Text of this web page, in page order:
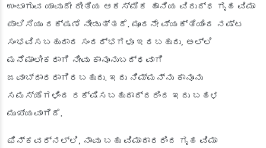
ಉಂಟಾಗುವ ಯಾವುದೇ ರೀತಿಯ ಆಕಸ್ಮಿಕ ಹಾನಿಯ ವಿರುದ್ಧ ಗೃಹ ವಿಮಾ
ಪಾಲಿಸಿಯು ರಕ್ಷಣೆ ನೀಡುತ್ತದೆ. ಮೂರನೇ ವ್ಯಕ್ತಿಯಿಂದ ನಷ್ಟ
ಸಂಭವಿಸಬಹುದಾದ ಸಂದರ್ಭಗಳೂ ಇರಬಹುದು, ಅಲ್ಲಿ
ಮನೆಮಾಲೀಕರಾಗಿ ನೀವು ಕಾನೂನುಬದ್ಧವಾಗಿ
ಜವಾಬ್ದಾರರಾಗಿರಬಹುದು. ಇದು ನಿಮ್ಮನ್ನು ಕಾನೂನು
ಸಮಸ್ಯೆಗಳಿಂದ ರಕ್ಷಿಸಬಹುದಾದ್ದರಿಂದ ಇದು ಬಹಳ
ಮುಖ್ಯವಾಗಿದೆ.
ಫಿನ್‌ಕವರ್‌ನಲ್ಲಿ, ನಾವು ಬಹು ವಿಮಾದಾರರಿಂದ ಗೃಹ ವಿಮಾ